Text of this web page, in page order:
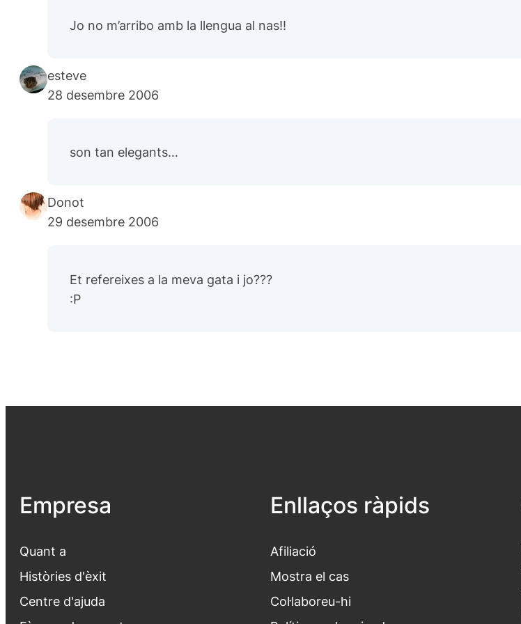
Jo no m’arribo amb la llengua al nas!!
esteve
28 desembre 2006
son tan elegants…
Donot
29 desembre 2006
Et refereixes a la meva gata i jo???
:P
Empresa
Quant a
Històries d'èxit
Centre d'ajuda
Enllaços ràpids
Afiliació
Mostra el cas
Col·laboreu-hi